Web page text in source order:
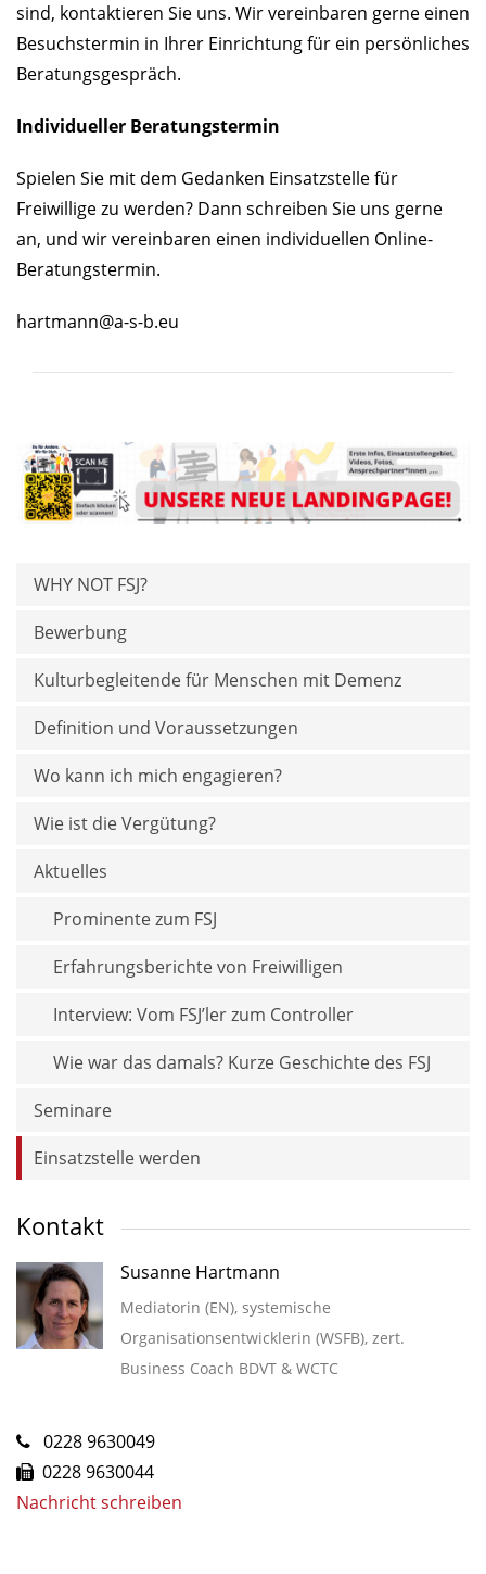
WHY NOT FSJ?
Bewerbung
Kulturbegleitende für Menschen mit Demenz
Definition und Voraussetzungen
Wo kann ich mich engagieren?
Wie ist die Vergütung?
Aktuelles
Prominente zum FSJ
Erfahrungsberichte von Freiwilligen
Interview: Vom FSJ’ler zum Controller
Wie war das damals? Kurze Geschichte des FSJ
Seminare
Einsatzstelle werden
Kontakt
Susanne Hartmann
Mediatorin (EN), systemische
Organisationsentwicklerin (WSFB), zert.
Business Coach BDVT & WCTC
0228 9630049
0228 9630044
Nachricht schreiben
sind, kontaktieren Sie uns. Wir vereinbaren gerne einen
Besuchstermin in Ihrer Einrichtung für ein persönliches
Beratungsgespräch.
Individueller Beratungstermin
Spielen Sie mit dem Gedanken Einsatzstelle für
Freiwillige zu werden? Dann schreiben Sie uns gerne
an, und wir vereinbaren einen individuellen Online-
Beratungstermin.
hartmann@a-s-b.eu